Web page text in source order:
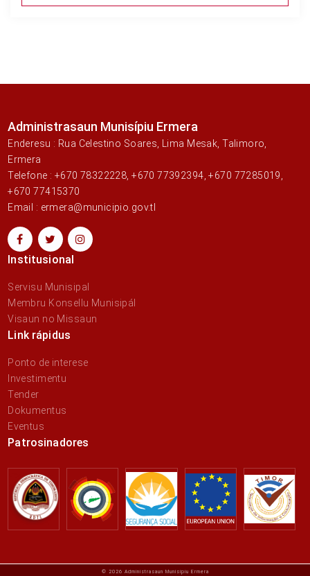
Administrasaun Munisípiu Ermera
Enderesu : Rua Celestino Soares, Lima Mesak, Talimoro,
Ermera
Telefone : +670 78322228, +670 77392394, +670 77285019,
+670 77415370
Email : ermera@municipio.gov.tl
Institusional
Servisu Munisipal
Membru Konsellu Munisipál
Visaun no Missaun
Link rápidus
Ponto de interese
Investimentu
Tender
Dokumentus
Eventus
Patrosinadores
© 2026 Administrasaun Munisípiu Ermera